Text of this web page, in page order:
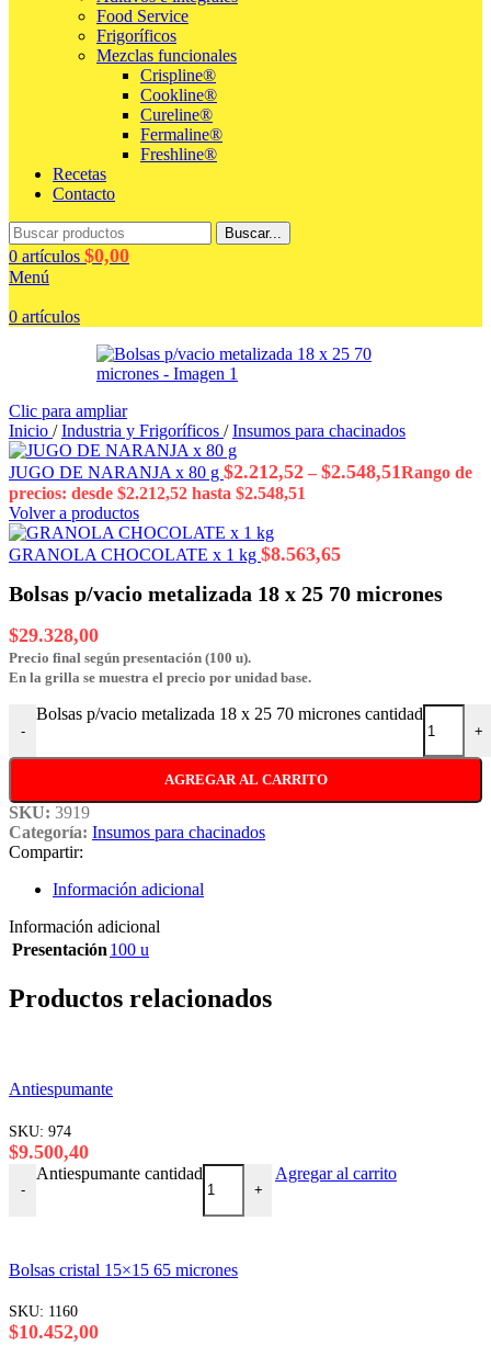
Food Service
Frigoríficos
Mezclas funcionales
Crispline®
Cookline®
Cureline®
Fermaline®
Freshline®
Recetas
Contacto
Buscar...
0 artículos $0,00
Menú
0 artículos
Clic para ampliar
Inicio / Industria y Frigoríficos / Insumos para chacinados
JUGO DE NARANJA x 80 g $2.212,52 – $2.548,51Rango de
precios: desde $2.212,52 hasta $2.548,51
Volver a productos
GRANOLA CHOCOLATE x 1 kg $8.563,65
Bolsas p/vacio metalizada 18 x 25 70 micrones
$29.328,00
Precio final según presentación (100 u).
En la grilla se muestra el precio por unidad base.
-
Bolsas p/vacio metalizada 18 x 25 70 micrones cantidad
+
AGREGAR AL CARRITO
SKU: 3919
Categoría: Insumos para chacinados
Compartir:
Información adicional
Información adicional
Presentación 100 u
Productos relacionados
Antiespumante
SKU: 974
$9.500,40
-
Antiespumante cantidad
+
Agregar al carrito
Bolsas cristal 15×15 65 micrones
SKU: 1160
$10.452,00